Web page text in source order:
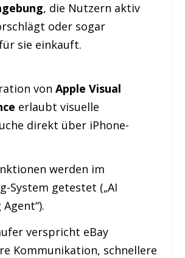
, die Nutzern aktiv
oder sogar
sie einkauft.
von Apple Visual
erlaubt visuelle
direkt über iPhone-
werden im
System getestet („AI
verspricht eBay
Kommunikation, schnellere